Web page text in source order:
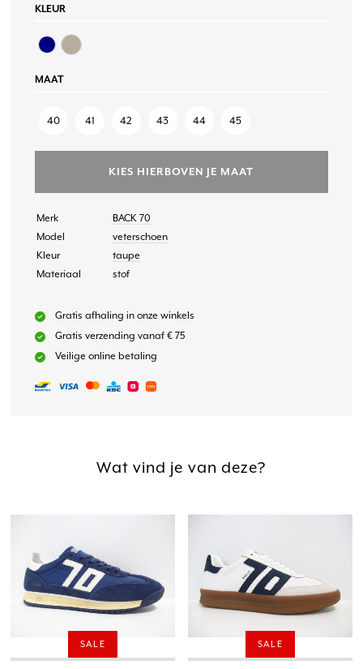
KLEUR
MAAT
40 41 42 43 44 45
KIES HIERBOVEN JE MAAT
Merk
BACK 70
Model
veterschoen
Kleur
taupe
Materiaal
stof
Gratis afhaling in onze winkels
Gratis verzending vanaf € 75
Veilige online betaling
Wat vind je van deze?
SALE SALE